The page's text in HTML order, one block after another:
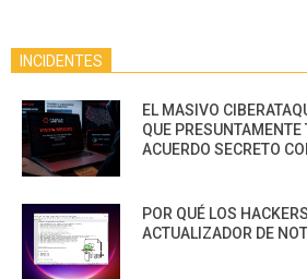
INCIDENTES
EL MASIVO
QUE PRESUNTAMENTE
ACUERDO SECRETO
POR QUÉ LOS
ACTUALIZADOR DE